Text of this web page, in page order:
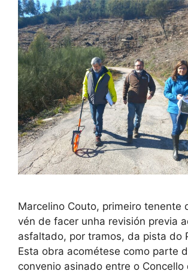
Marcelino Couto, primeiro tenente
vén de facer unha revisión previa
asfaltado, por tramos, da pista do
Esta obra acométese como parte
convenio asinado entre o Concello